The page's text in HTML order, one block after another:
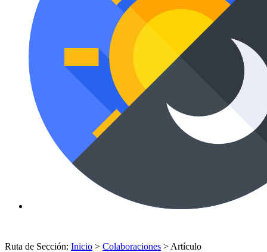
Ruta de Sección: Inicio > Colaboraciones > Artículo